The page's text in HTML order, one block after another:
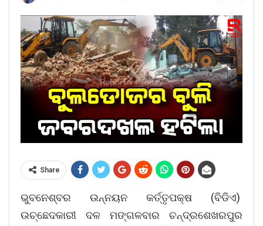
Share
ଭୁବନେଶ୍ବର ଉନ୍ନୟନ କର୍ତ୍ତୃପକ୍ଷ (ବିଡିଏ)
ଉଚ୍ଛେଦକାରୀ ଦଳ ମଙ୍ଗଳବାର ଚନ୍ଦ୍ରଶେଖରପୁର